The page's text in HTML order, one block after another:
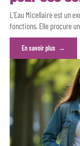
L'Eau Micellaire est un
fonctions. Elle procure
En savoir plus